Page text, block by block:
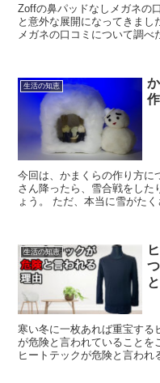
Zoffの鼻パッドなしメガネの
と意外な展開になってきまし
メガネの口コミについて調べ
生活の知恵
今回は、かまくらの作り方に
さん降ったら、雪合戦をした
ょう。 ただ、本当に雪がた
生活の知恵
寒い冬に一枚あれば重宝する
が危険と言われていることを
ヒートテックが危険と言われ